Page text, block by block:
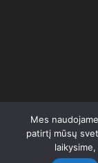
Mes
patirtį mūsų